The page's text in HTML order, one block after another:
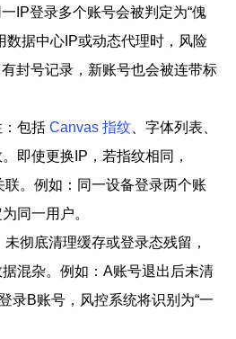
IP登录多个账号会被判定为“傀
数据中心IP或动态代理时，风险
封号记录，新账号也会被连带标
包括 Canvas 指纹 、字体列表、
即使更换IP，若指纹相同，
联。例如：同一设备登录两个账
同一用户。
彻底清理缓存或登录态残留，
混杂。例如：A账号退出后未清
录B账号，风控系统将识别为“一